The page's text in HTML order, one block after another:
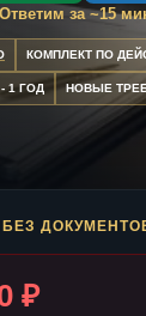
Ответим за ~15
КОМПЛЕКТ ПО
1 ГОД НОВЫЕ
₽